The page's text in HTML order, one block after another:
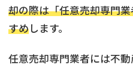
却の際は「任意売却専門
すめします。
任意売却専門業者には不